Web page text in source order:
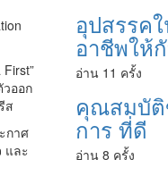
ออก
ส
กาศ
และ
อุปสรรค
อาชีพให้
อ่าน 11 ครั้ง
คุณสมบัติ
การ ที่ดี
อ่าน 8 ครั้ง